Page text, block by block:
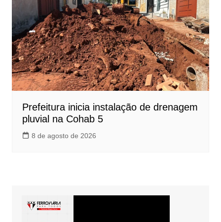
Prefeitura inicia instalação de drenagem
pluvial na Cohab 5
8 de agosto de 2026